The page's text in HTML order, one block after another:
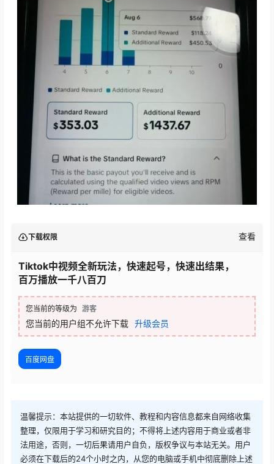
下载权限 查看
Tiktok中视频全新玩法，快速起号，快速出结果，
百万播放一千八百刀
您当前的等级为 游客
您当前的用户组不允许下载 升级会员
百度网盘
温馨提示：本站提供的一切软件、教程和内容信息都来自网络收集
整理，仅限用于学习和研究目的；不得将上述内容用于商业或者非
法用途，否则，一切后果请用户自负，版权争议与本站无关。用户
必须在下载后的24个小时之内，从您的电脑或手机中彻底删除上述